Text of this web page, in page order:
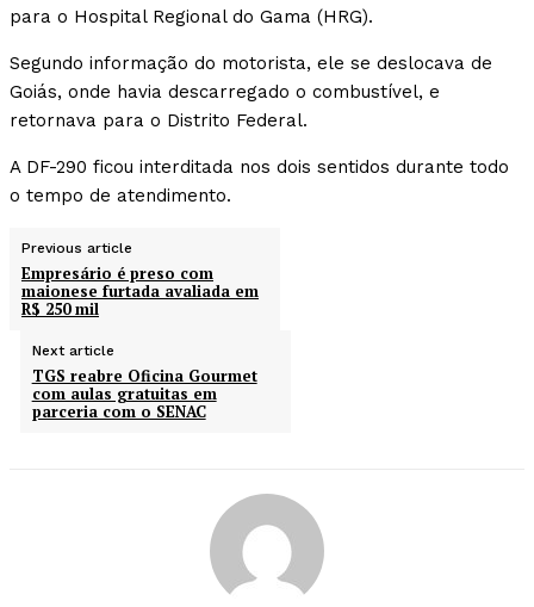
para o Hospital Regional do Gama (HRG).
Segundo informação do motorista, ele se deslocava de
Goiás, onde havia descarregado o combustível, e
retornava para o Distrito Federal.
A DF-290 ficou interditada nos dois sentidos durante todo
o tempo de atendimento.
Previous article
Empresário é preso com
maionese furtada avaliada em
R$ 250 mil
Next article
TGS reabre Oficina Gourmet
com aulas gratuitas em
parceria com o SENAC